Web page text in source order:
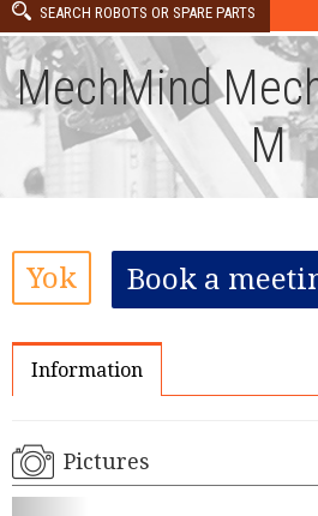
SEARCH ROBOTS OR SPARE PARTS
MechMind
M
Yok Book a
Information
Pictures